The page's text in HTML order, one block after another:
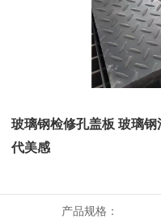
玻璃钢检修孔盖板 玻璃
代美感
产品规格：